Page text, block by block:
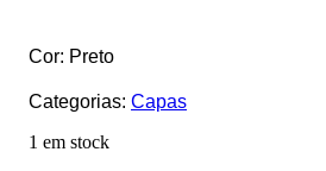
Cor: Preto
Categorias: Capas
1 em stock